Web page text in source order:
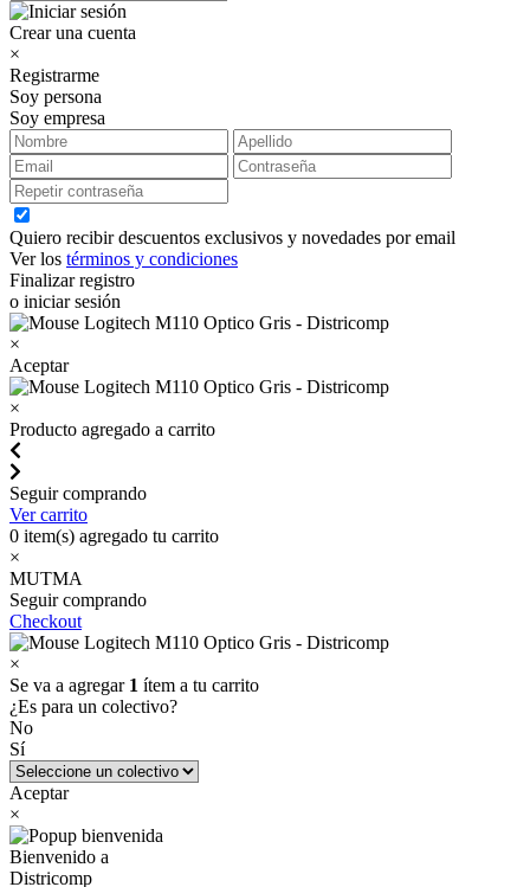
Crear una cuenta
×
Registrarme
Soy persona
Soy empresa
Quiero recibir descuentos exclusivos y novedades por email
Ver los términos y condiciones
Finalizar registro
o iniciar sesión
×
Aceptar
×
Producto agregado a carrito
Seguir comprando
Ver carrito
0 item(s) agregado tu carrito
×
MUTMA
Seguir comprando
Checkout
×
Se va a agregar 1 ítem a tu carrito
¿Es para un colectivo?
No
Sí
Aceptar
×
Bienvenido a
Districomp